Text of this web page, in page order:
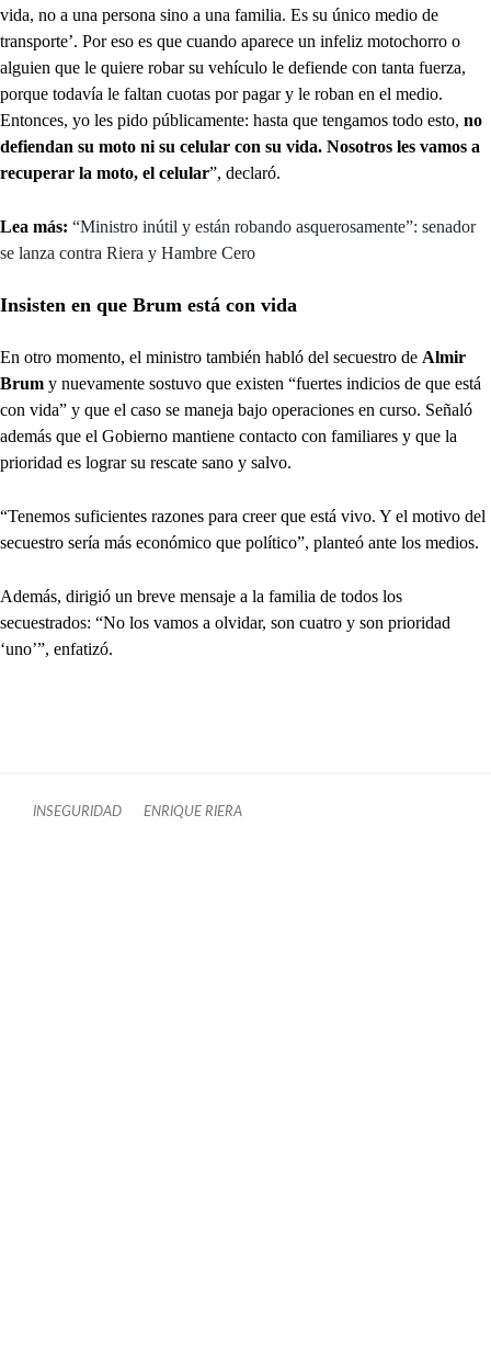
vida, no a una persona sino a una familia. Es su único medio de
transporte’. Por eso es que cuando aparece un infeliz motochorro o
alguien que le quiere robar su vehículo le defiende con tanta fuerza,
porque todavía le faltan cuotas por pagar y le roban en el medio.
Entonces, yo les pido públicamente: hasta que tengamos todo esto, no
defiendan su moto ni su celular con su vida. Nosotros les vamos a
recuperar la moto, el celular”, declaró.
Lea más: “Ministro inútil y están robando asquerosamente”: senador
se lanza contra Riera y Hambre Cero
Insisten en que Brum está con vida
En otro momento, el ministro también habló del secuestro de Almir
Brum y nuevamente sostuvo que existen “fuertes indicios de que está
con vida” y que el caso se maneja bajo operaciones en curso. Señaló
además que el Gobierno mantiene contacto con familiares y que la
prioridad es lograr su rescate sano y salvo.
“Tenemos suficientes razones para creer que está vivo. Y el motivo del
secuestro sería más económico que político”, planteó ante los medios.
Además, dirigió un breve mensaje a la familia de todos los
secuestrados: “No los vamos a olvidar, son cuatro y son prioridad
‘uno’”, enfatizó.
INSEGURIDAD ENRIQUE RIERA